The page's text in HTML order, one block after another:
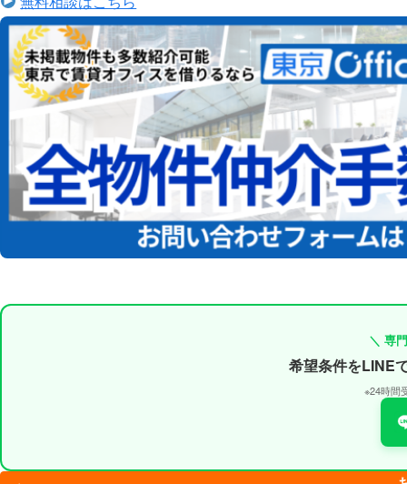
＼ 専
希望条件をLINE
※24時間